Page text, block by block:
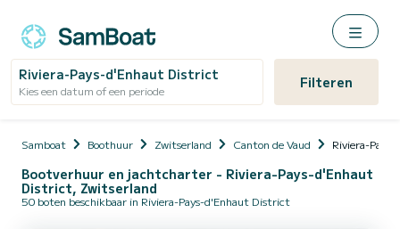
Riviera-Pays-d'Enhaut District
Kies een datum of een periode Filteren
Samboat Boothuur Zwitserland Canton de Vaud Riviera-
Bootverhuur en jachtcharter - Riviera-Pays-d'Enhaut
District, Zwitserland
50 boten beschikbaar in Riviera-Pays-d'Enhaut District